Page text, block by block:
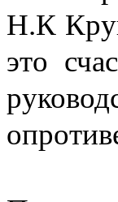
Н.К
это